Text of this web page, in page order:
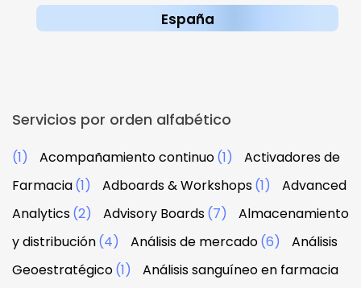
España
Servicios por orden alfabético
(1) Acompañamiento continuo(1)
Activadores de
Farmacia(1) Adboards & Workshops(1)
Advanced
Analytics(2) Advisory Boards(7)
Almacenamiento
y distribución(4) Análisis de mercado(6)
Análisis
Geoestratégico(1)
Análisis sanguíneo en farmacia